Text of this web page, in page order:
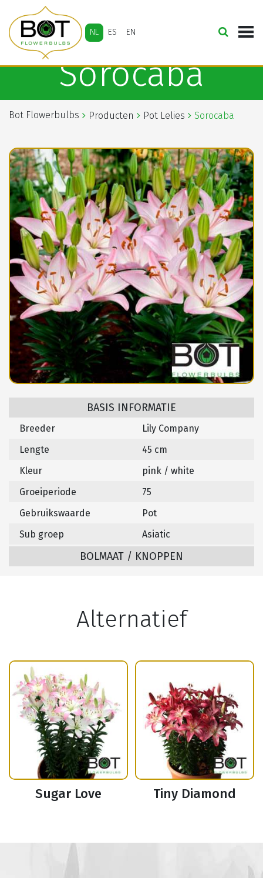
NL ES EN
Sorocaba
Bot Flowerbulbs Producten Pot Lelies Sorocaba
BASIS INFORMATIE
Breeder
Lily Company
Lengte
45 cm
Kleur
pink / white
Groeiperiode
75
Gebruikswaarde
Pot
Sub groep
Asiatic
BOLMAAT / KNOPPEN
Alternatief
Sugar Love Tiny Diamond